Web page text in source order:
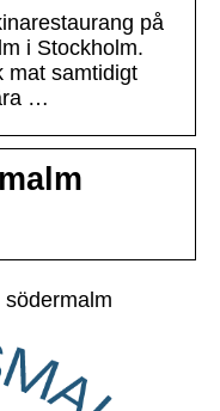
på
i Stockholm.
mat samtidigt
…